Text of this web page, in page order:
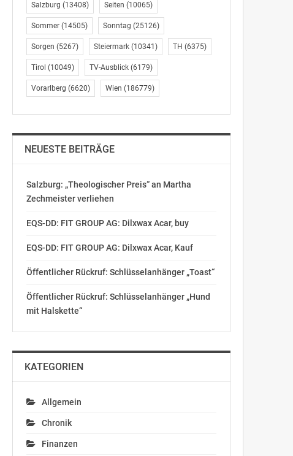
Salzburg (13408) Seiten (10065)
Sommer(14505) Sonntag (25126)
Sorgen (5267) Steiermark(10341) TH (6375)
Tirol (10049) TV-Ausblick(6179)
Vorarlberg (6620) Wien (186779)
NEUESTE BEITRÄGE
Salzburg: „Theologischer Preis“ an Martha
Zechmeister verliehen
EQS-DD: FIT GROUP AG: Dilxwax Acar, buy
EQS-DD: FIT GROUP AG: Dilxwax Acar, Kauf
Öffentlicher Rückruf: Schlüsselanhänger „Toast“
Öffentlicher Rückruf: Schlüsselanhänger „Hund
mit Halskette“
KATEGORIEN
Allgemein
Chronik
Finanzen